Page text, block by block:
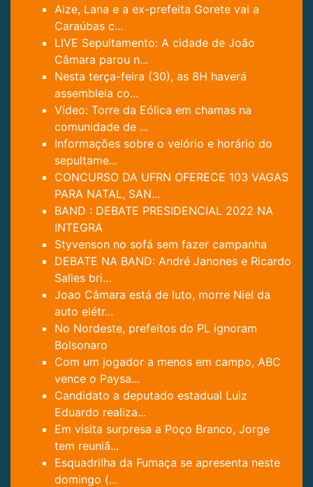
Aize, Lana e a ex-prefeita Gorete vai a
Caraúbas c...
LIVE Sepultamento: A cidade de João
Câmara parou n...
Nesta terça-feira (30), as 8H haverá
assembleia co...
Vídeo: Torre da Eólica em chamas na
comunidade de ...
Informações sobre o velório e horário do
sepultame...
CONCURSO DA UFRN OFERECE 103 VAGAS
PARA NATAL, SAN...
BAND : DEBATE PRESIDENCIAL 2022 NA
INTEGRA
Styvenson no sofá sem fazer campanha
DEBATE NA BAND: André Janones e Ricardo
Salles bri...
Joao Câmara está de luto, morre Niel da
auto elétr...
No Nordeste, prefeitos do PL ignoram
Bolsonaro
Com um jogador a menos em campo, ABC
vence o Paysa...
Candidato a deputado estadual Luiz
Eduardo realiza...
Em visita surpresa a Poço Branco, Jorge
tem reuniã...
Esquadrilha da Fumaça se apresenta neste
domingo (...